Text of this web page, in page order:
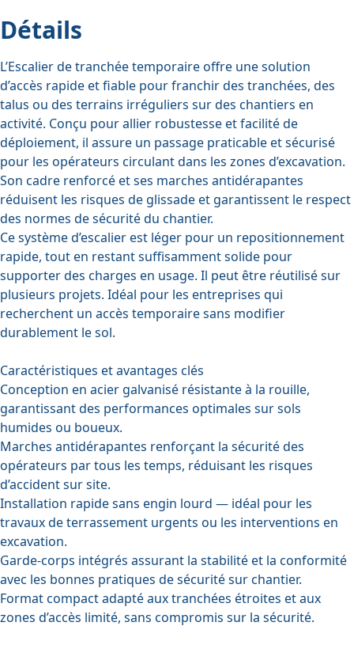
Détails
L’Escalier de tranchée temporaire offre une solution
d’accès rapide et fiable pour franchir des tranchées, des
talus ou des terrains irréguliers sur des chantiers en
activité. Conçu pour allier robustesse et facilité de
déploiement, il assure un passage praticable et sécurisé
pour les opérateurs circulant dans les zones d’excavation.
Son cadre renforcé et ses marches antidérapantes
réduisent les risques de glissade et garantissent le respect
des normes de sécurité du chantier.
Ce système d’escalier est léger pour un repositionnement
rapide, tout en restant suffisamment solide pour
supporter des charges en usage. Il peut être réutilisé sur
plusieurs projets. Idéal pour les entreprises qui
recherchent un accès temporaire sans modifier
durablement le sol.
Caractéristiques et avantages clés
Conception en acier galvanisé résistante à la rouille,
garantissant des performances optimales sur sols
humides ou boueux.
Marches antidérapantes renforçant la sécurité des
opérateurs par tous les temps, réduisant les risques
d’accident sur site.
Installation rapide sans engin lourd — idéal pour les
travaux de terrassement urgents ou les interventions en
excavation.
Garde-corps intégrés assurant la stabilité et la conformité
avec les bonnes pratiques de sécurité sur chantier.
Format compact adapté aux tranchées étroites et aux
zones d’accès limité, sans compromis sur la sécurité.